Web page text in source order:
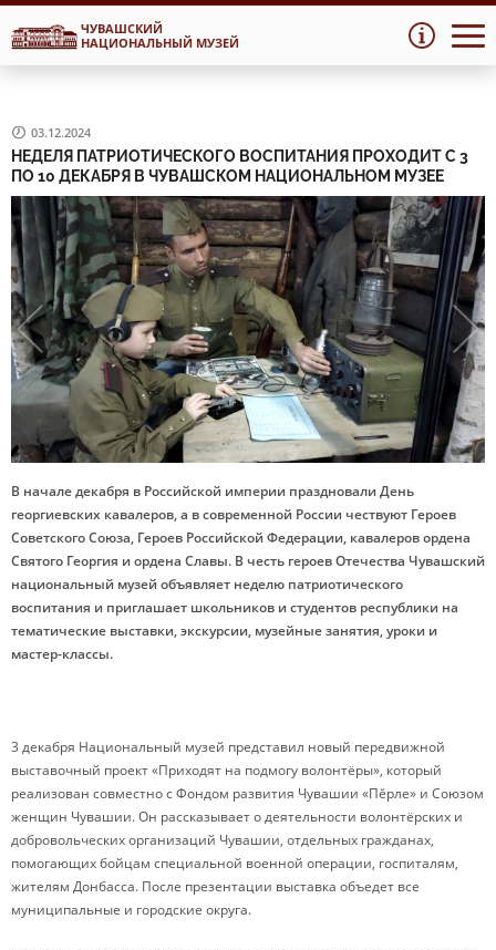
Перейти
к
Перейти
к
ЧУВАШСКИЙ
НАЦИОНАЛЬНЫЙ МУЗЕЙ
03.12.2024
НЕДЕЛЯ ПАТРИОТИЧЕСКОГО ВОСПИТАНИЯ ПРОХОДИТ С 3
ПО 10 ДЕКАБРЯ В ЧУВАШСКОМ НАЦИОНАЛЬНОМ МУЗЕЕ
В начале декабря в Российской империи праздновали День
георгиевских кавалеров, а в современной России чествуют Героев
Советского Союза, Героев Российской Федерации, кавалеров ордена
Святого Георгия и ордена Славы. В честь героев Отечества Чувашский
национальный музей объявляет неделю патриотического
воспитания и приглашает школьников и студентов республики на
тематические выставки, экскурсии, музейные занятия, уроки и
мастер-классы.
3 декабря Национальный музей представил новый передвижной
выставочный проект «Приходят на подмогу волонтёры», который
реализован совместно с Фондом развития Чувашии «Пĕрле» и Союзом
женщин Чувашии. Он рассказывает о деятельности волонтёрских и
добровольческих организаций Чувашии, отдельных гражданах,
помогающих бойцам специальной военной операции, госпиталям,
жителям Донбасса. После презентации выставка объедет все
муниципальные и городские округа.